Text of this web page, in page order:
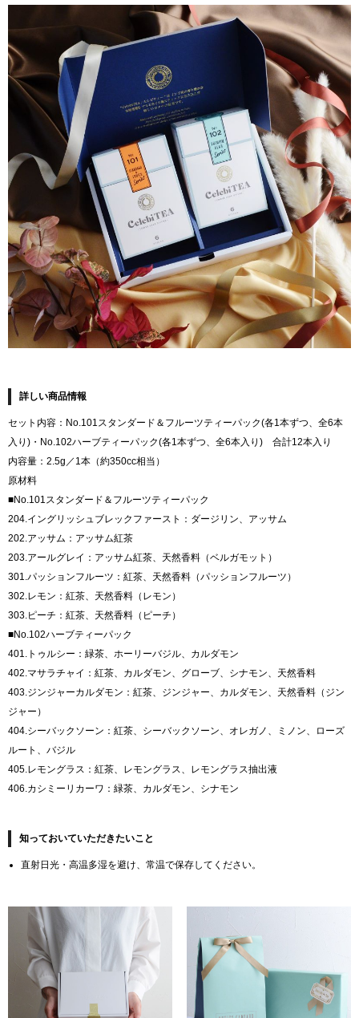
詳しい商品情報
セット内容：No.101スタンダード＆フルーツティーパック(各1本ずつ、全6本
入り)・No.102ハーブティーパック(各1本ずつ、全6本入り) 合計12本入り
内容量：2.5g／1本（約350cc相当）
原材料
■No.101スタンダード＆フルーツティーパック
204.イングリッシュブレックファースト：ダージリン、アッサム
202.アッサム：アッサム紅茶
203.アールグレイ：アッサム紅茶、天然香料（ベルガモット）
301.パッションフルーツ：紅茶、天然香料（パッションフルーツ）
302.レモン：紅茶、天然香料（レモン）
303.ピーチ：紅茶、天然香料（ピーチ）
■No.102ハーブティーパック
401.トゥルシー：緑茶、ホーリーバジル、カルダモン
402.マサラチャイ：紅茶、カルダモン、グローブ、シナモン、天然香料
403.ジンジャーカルダモン：紅茶、ジンジャー、カルダモン、天然香料（ジン
ジャー）
404.シーバックソーン：紅茶、シーバックソーン、オレガノ、ミノン、ローズ
ルート、バジル
405.レモングラス：紅茶、レモングラス、レモングラス抽出液
406.カシミーリカーワ：緑茶、カルダモン、シナモン
知っておいていただきたいこと
直射日光・高温多湿を避け、常温で保存してください。